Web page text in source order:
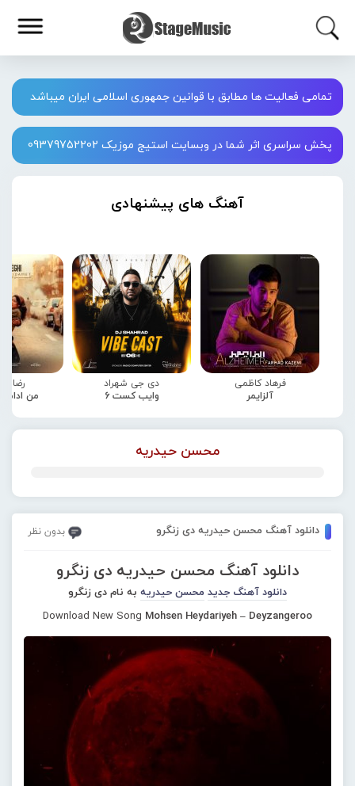
تمامی فعالیت ها مطابق با قوانین جمهوری اسلامی ایران میباشد
پخش سراسری اثر شما در وبسایت استیج موزیک 09379752202
آهنگ های پیشنهادی
فرهاد کاظمی
آلزایمر
دی جی شهراد
وایب کست 6
رضا
من
محسن حیدریه
دانلود آهنگ محسن حیدریه دی زنگرو بدون نظر
دانلود آهنگ محسن حیدریه دی زنگرو
دانلود آهنگ جدید محسن حیدریه به نام دی زنگرو
Download New Song Mohsen Heydariyeh – Deyzangeroo